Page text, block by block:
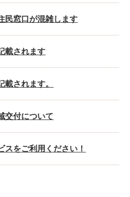
民窓口が混雑します
載されます
載されます。
交付について
スをご利用ください！